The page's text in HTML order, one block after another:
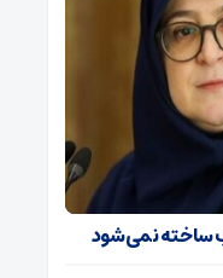
ساخته نمی‌شود